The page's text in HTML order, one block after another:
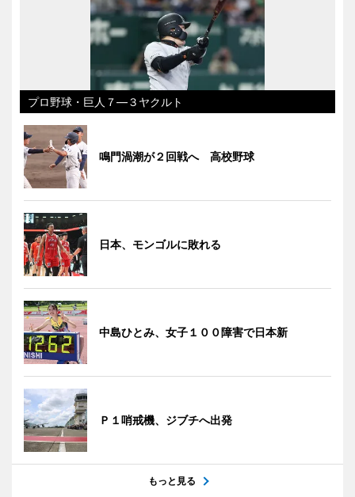
プロ野球・巨人７―３ヤクルト
鳴門渦潮が２回戦へ 高校野球
日本、モンゴルに敗れる
中島ひとみ、女子１００障害で日本新
Ｐ１哨戒機、ジブチへ出発
もっと見る